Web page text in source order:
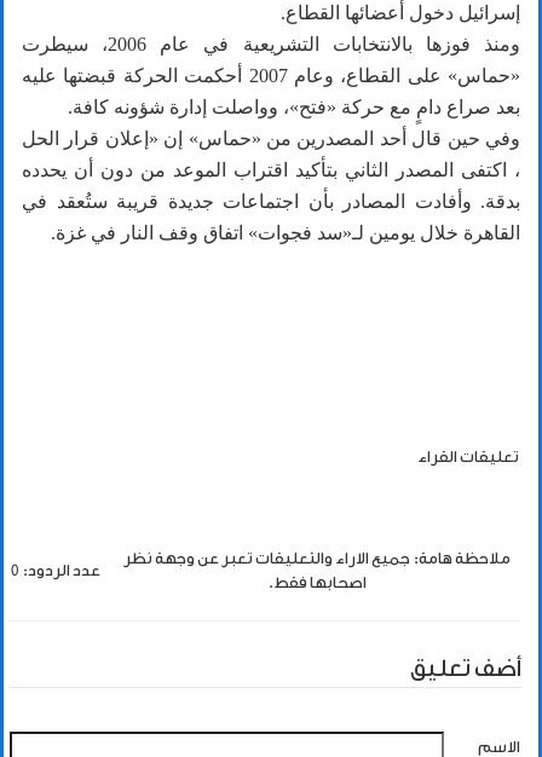
إسرائيل دخول أعضائها القطاع.
ومنذ فوزها بالانتخابات التشريعية في عام 2006، سيطرت
«حماس» على القطاع، وعام 2007 أحكمت الحركة قبضتها عليه
بعد صراع دامٍ مع حركة «فتح»، وواصلت إدارة شؤونه كافة.
وفي حين قال أحد المصدرين من «حماس» إن «إعلان قرار الحل
، اكتفى المصدر الثاني بتأكيد اقتراب الموعد من دون أن يحدده
بدقة. وأفادت المصادر بأن اجتماعات جديدة قريبة ستُعقد في
القاهرة خلال يومين لـ«سد فجوات» اتفاق وقف النار في غزة.
تعليقات القراء
ملاحظة هامة: جميع الاراء والتعليقات تعبر عن وجهة نظر
اصحابها فقط.
عدد الردود: 0
أضف تعليق
الاسم